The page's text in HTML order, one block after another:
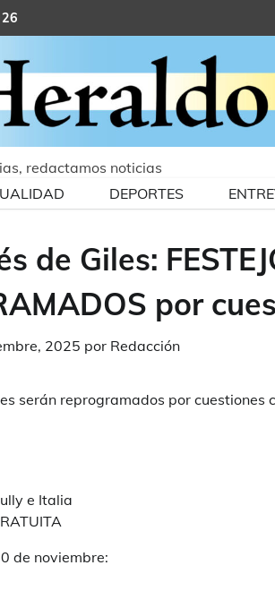
redactamos noticias
DEPORTES
de Giles:
por
2025 por Redacción
serán reprogramados por cuestiones
e Italia
de noviembre: